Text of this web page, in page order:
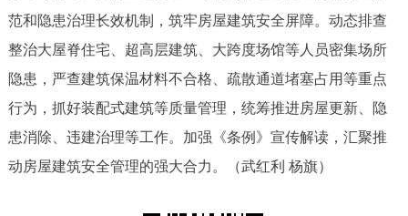
范和隐患治理长效机制，筑牢房屋建筑安全屏障。动态排查
整治大屋脊住宅、超高层建筑、大跨度场馆等人员密集场所
隐患，严查建筑保温材料不合格、疏散通道堵塞占用等重点
行为，抓好装配式建筑等质量管理，统筹推进房屋更新、隐
患消除、违建治理等工作。加强《条例》宣传解读，汇聚推
动房屋建筑安全管理的强大合力。（武红利 杨旗）